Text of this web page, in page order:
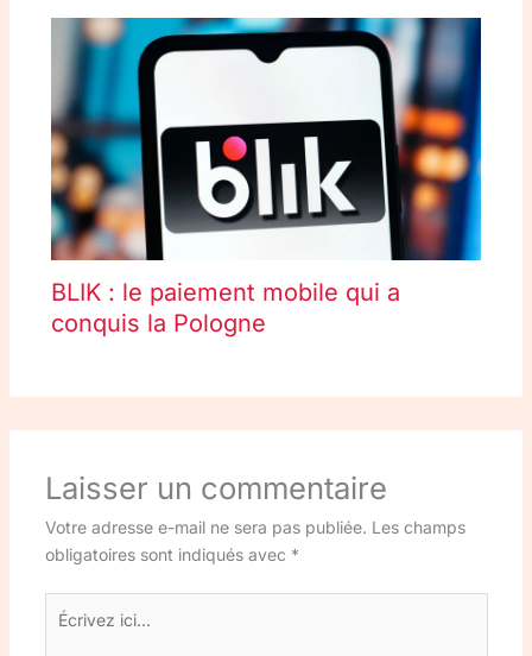
BLIK : le paiement mobile qui a
conquis la Pologne
Laisser un commentaire
Votre adresse e-mail ne sera pas publiée. Les champs
obligatoires sont indiqués avec *
Écrivez
ici…